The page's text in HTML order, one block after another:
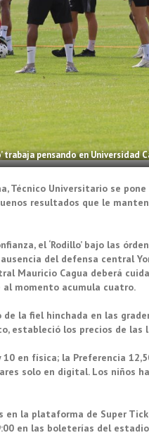
trabaja pensando en
Técnico Universitario se
resultados que le
el ‘Rodillo’ bajo las
del defensa central
Mauricio Cagua deberá
al momento acumula cuatro.
la fiel hinchada en las
estableció los precios de las
en física; la Preferencia
solo en digital. Los niños
la plataforma de Super
en las boleterías del